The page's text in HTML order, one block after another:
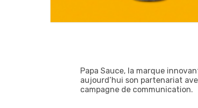
Papa Sauce, la marque
aujourd’hui son partenariat
campagne de communication.